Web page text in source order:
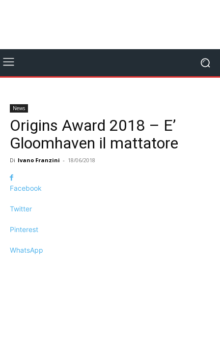
News
Origins Award 2018 – E’
Gloomhaven il mattatore
Di Ivano Franzini - 18/06/2018
Facebook
Twitter
Pinterest
WhatsApp